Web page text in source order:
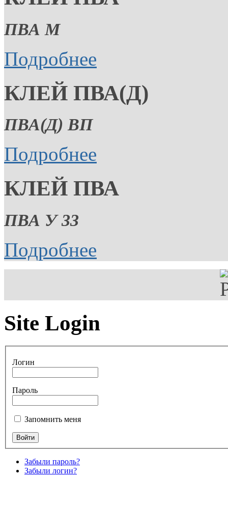
ПВА М
Подробнее
КЛЕЙ ПВА(Д)
ПВА(Д) ВП
Подробнее
КЛЕЙ ПВА
ПВА У 33
Подробнее
Site Login
Логин
Пароль
Запомнить меня
Забыли пароль?
Забыли логин?